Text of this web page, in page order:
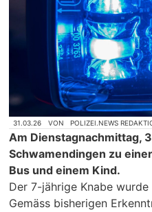
31.03.26 VON POLIZEI.NEWS
Am Dienstagnachmittag,
Schwamendingen zu
Bus und einem Kind.
Der 7-jährige Knabe
Gemäss bisherigen